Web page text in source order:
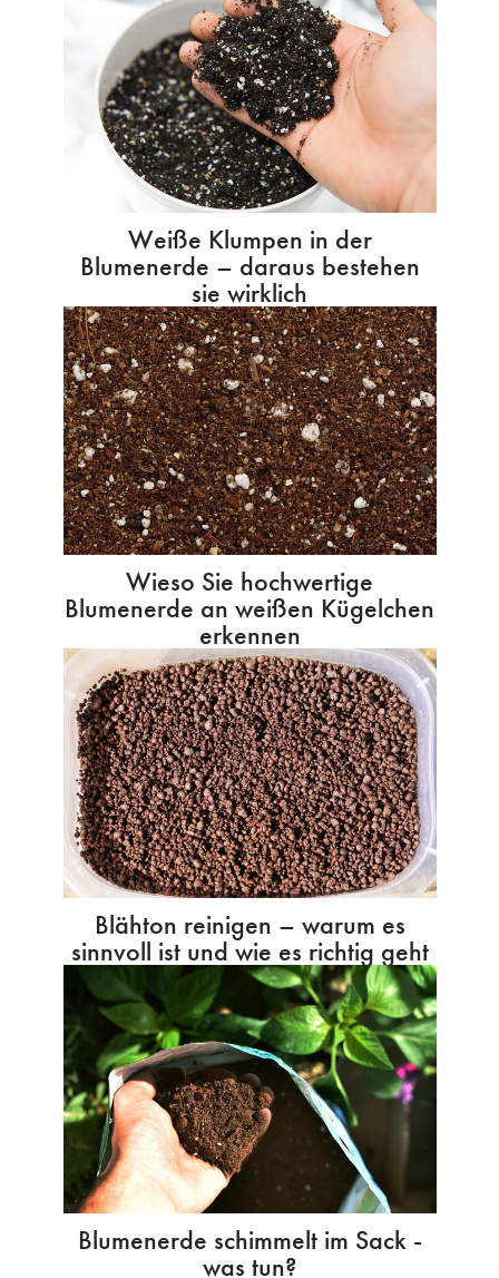
Weiße Klumpen in der
Blumenerde – daraus bestehen
sie wirklich
Wieso Sie hochwertige
Blumenerde an weißen Kügelchen
erkennen
Blähton reinigen – warum es
sinnvoll ist und wie es richtig geht
Blumenerde schimmelt im Sack -
was tun?